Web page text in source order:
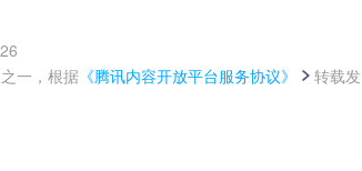
一，根据 《腾讯内容开放平台服务协议》
转载发